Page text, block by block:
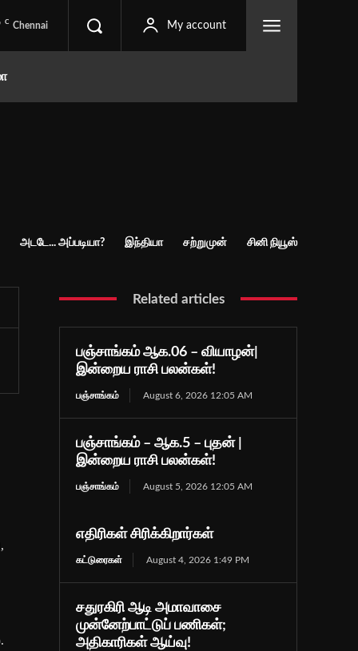
C Chennai My account
அடடே... அப்படியா? இந்தியா சற்றுமுன் சினி நியூஸ்
Related articles
பஞ்சாங்கம் ஆக.06 – வியாழன்|
இன்றைய ராசி பலன்கள்!
பஞ்சாங்கம் August 6, 2026 12:05 AM
பஞ்சாங்கம் – ஆக.5 – புதன் |
இன்றைய ராசி பலன்கள்!
பஞ்சாங்கம் August 5, 2026 12:05 AM
எதிரிகள் சிரிக்கிறார்கள்
கட்டுரைகள் August 4, 2026 1:49 PM
சதுரகிரி ஆடி அமாவாசை
முன்னேற்பாட்டுப் பணிகள்;
அதிகாரிகள் ஆய்வு!